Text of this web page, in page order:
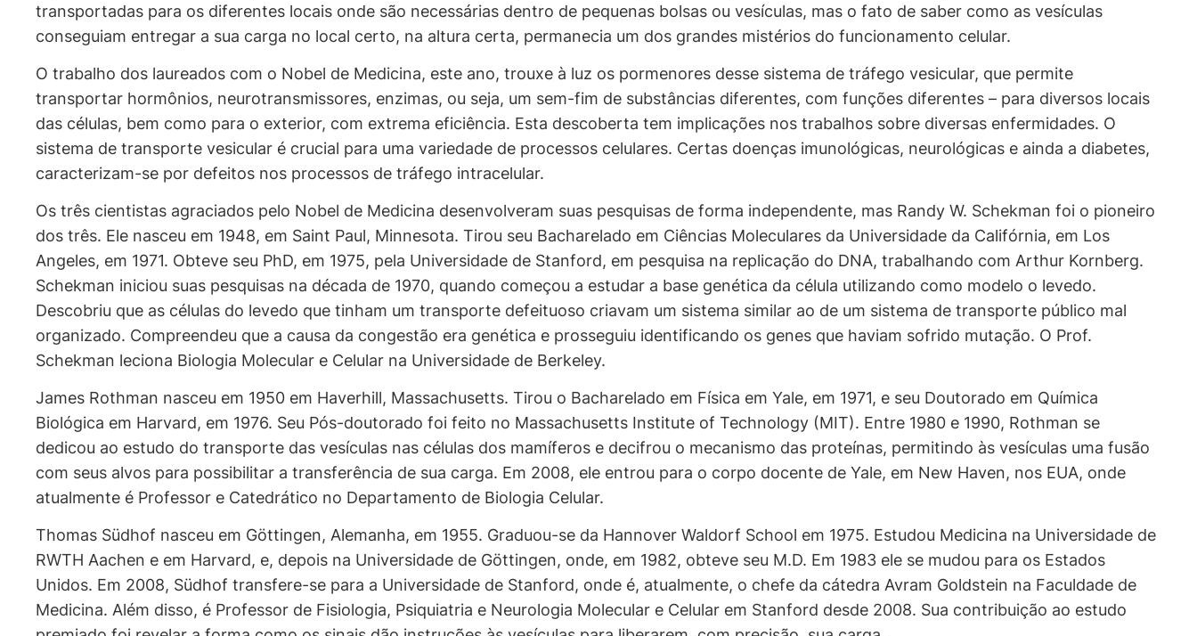
transportadas para os diferentes locais onde são necessárias dentro de pequenas bolsas ou vesículas, mas o fato de saber como as vesículas
conseguiam entregar a sua carga no local certo, na altura certa, permanecia um dos grandes mistérios do funcionamento celular.
O trabalho dos laureados com o Nobel de Medicina, este ano, trouxe à luz os pormenores desse sistema de tráfego vesicular, que permite
transportar hormônios, neurotransmissores, enzimas, ou seja, um sem-fim de substâncias diferentes, com funções diferentes – para diversos locais
das células, bem como para o exterior, com extrema eficiência. Esta descoberta tem implicações nos trabalhos sobre diversas enfermidades. O
sistema de transporte vesicular é crucial para uma variedade de processos celulares. Certas doenças imunológicas, neurológicas e ainda a diabetes,
caracterizam-se por defeitos nos processos de tráfego intracelular.
Os três cientistas agraciados pelo Nobel de Medicina desenvolveram suas pesquisas de forma independente, mas Randy W. Schekman foi o pioneiro
dos três. Ele nasceu em 1948, em Saint Paul, Minnesota. Tirou seu Bacharelado em Ciências Moleculares da Universidade da Califórnia, em Los
Angeles, em 1971. Obteve seu PhD, em 1975, pela Universidade de Stanford, em pesquisa na replicação do DNA, trabalhando com Arthur Kornberg.
Schekman iniciou suas pesquisas na década de 1970, quando começou a estudar a base genética da célula utilizando como modelo o levedo.
Descobriu que as células do levedo que tinham um transporte defeituoso criavam um sistema similar ao de um sistema de transporte público mal
organizado. Compreendeu que a causa da congestão era genética e prosseguiu identificando os genes que haviam sofrido mutação. O Prof.
Schekman leciona Biologia Molecular e Celular na Universidade de Berkeley.
James Rothman nasceu em 1950 em Haverhill, Massachusetts. Tirou o Bacharelado em Física em Yale, em 1971, e seu Doutorado em Química
Biológica em Harvard, em 1976. Seu Pós-doutorado foi feito no Massachusetts Institute of Technology (MIT). Entre 1980 e 1990, Rothman se
dedicou ao estudo do transporte das vesículas nas células dos mamíferos e decifrou o mecanismo das proteínas, permitindo às vesículas uma fusão
com seus alvos para possibilitar a transferência de sua carga. Em 2008, ele entrou para o corpo docente de Yale, em New Haven, nos EUA, onde
atualmente é Professor e Catedrático no Departamento de Biologia Celular.
Thomas Südhof nasceu em Göttingen, Alemanha, em 1955. Graduou-se da Hannover Waldorf School em 1975. Estudou Medicina na Universidade de
RWTH Aachen e em Harvard, e, depois na Universidade de Göttingen, onde, em 1982, obteve seu M.D. Em 1983 ele se mudou para os Estados
Unidos. Em 2008, Südhof transfere-se para a Universidade de Stanford, onde é, atualmente, o chefe da cátedra Avram Goldstein na Faculdade de
Medicina. Além disso, é Professor de Fisiologia, Psiquiatria e Neurologia Molecular e Celular em Stanford desde 2008. Sua contribuição ao estudo